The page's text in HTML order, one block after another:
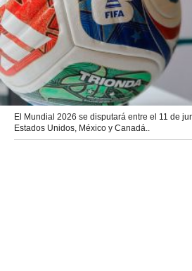
El Mundial 2026 se disputará entre el 11 de
Estados Unidos, México y Canadá..